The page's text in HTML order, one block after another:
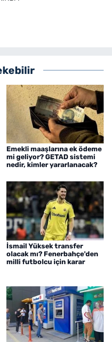
Emekli maaşlarına ek ödeme
mi geliyor? GETAD sistemi
nedir, kimler yararlanacak?
İsmail Yüksek transfer
olacak mı? Fenerbahçe'den
milli futbolcu için karar